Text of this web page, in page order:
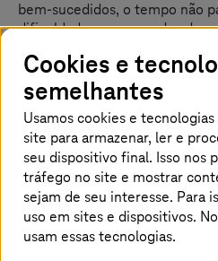
bem-sucedidos, o tempo não
dificuldades com grandes
gerou dados redundantes e
desnecessários. A empresa
digitalização de todos os
para esta situação.
O Grupo Schettino encontrou
ideal para dar o grande passo
em tempo real e fazer a
S/4HANA. Com a
do SAP, entre outros, de
Cookies e
semelhantes
Usamos cookies e
site para armazenar, ler e
seu dispositivo final. Isso nos
tráfego no site e mostrar
sejam de seu interesse. Para
uso em sites e dispositivos.
usam essas tecnologias.